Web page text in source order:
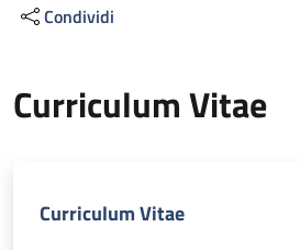
Condividi
Curriculum Vitae
Curriculum Vitae